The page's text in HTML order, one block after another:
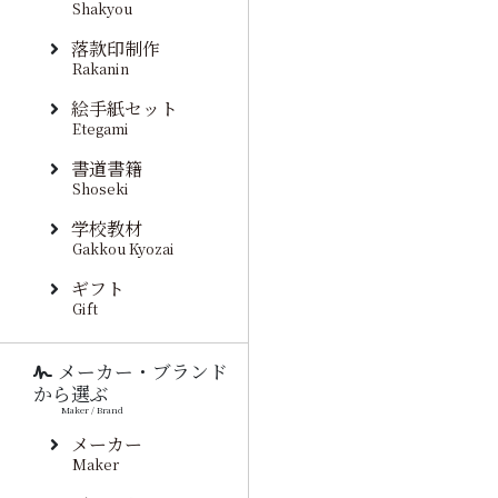
Shakyou
落款印制作
Rakanin
絵手紙セット
Etegami
書道書籍
Shoseki
学校教材
Gakkou Kyozai
ギフト
Gift
メーカー・ブランド
から選ぶ
Maker / Brand
メーカー
Maker